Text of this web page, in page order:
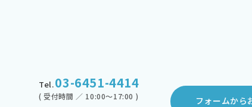
Tel.03-6451-4414
( 受付時間 ／ 10:00～17:00 ) フォームから